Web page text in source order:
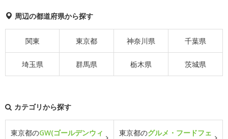
周辺の都道府県から探す
関東 東京都 神奈川県 千葉県
埼玉県 群馬県 栃木県 茨城県
カテゴリから探す
東京都のGW(ゴールデンウィ
東京都のグルメ・フードフェ